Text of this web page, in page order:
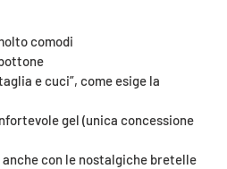
comodi
e cuci”, come esige la
gel (unica concessione
con le nostalgiche bretelle